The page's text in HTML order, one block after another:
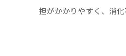
担がかかりやすく、消化